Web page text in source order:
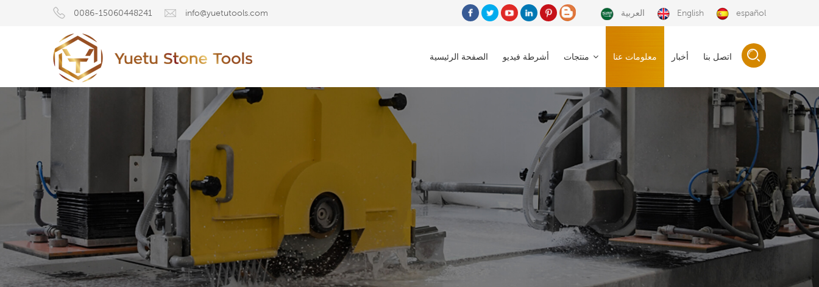
0086-15060448241 info@yuetutools.com العربية English español
الصفحة الرئيسية أشرطة فيديو منتجات معلومات عنا أخبار اتصل بنا